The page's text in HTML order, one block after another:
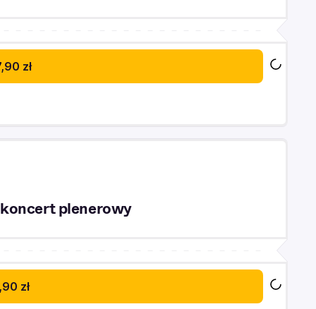
zł
plenerowy
zł